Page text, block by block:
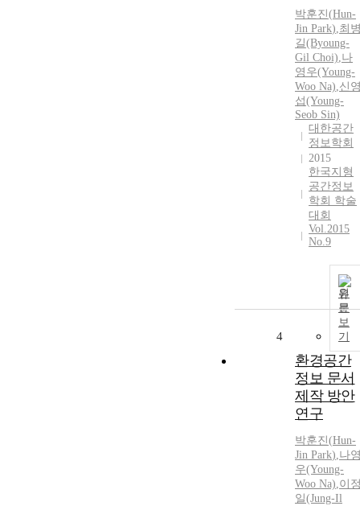
박훈진(Hun-
Jin Park),최
길(Byoung-
Gil Choi),나
영우(Young-
Woo Na),신
섭(Young-
Seob Sin)
대한공간
정보학회
2015
한국지형
공간정보
학회 학술
대회
Vol.2015
No.9
원
문
보
기
4
환경공간
정보 문서
제작 방안
연구
박훈진(Hun-
Jin Park),나
우(Young-
Woo Na),이
일(Jung-Il